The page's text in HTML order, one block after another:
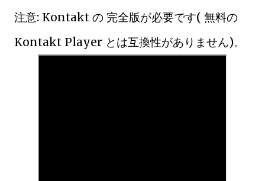
注意: Kontakt の 完全版が必要です( 無料の
Kontakt Player とは互換性がありません)。